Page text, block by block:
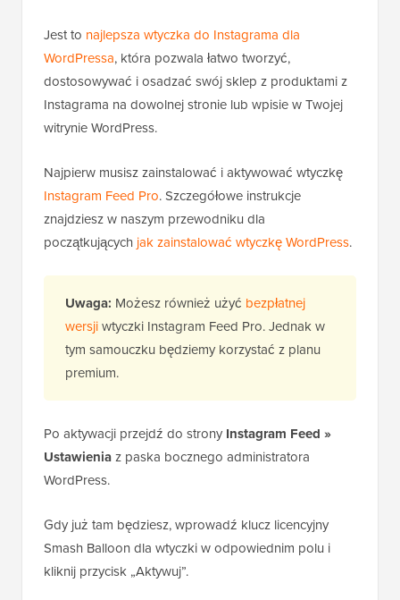
Jest to najlepsza wtyczka do Instagrama dla
WordPressa, która pozwala łatwo tworzyć,
dostosowywać i osadzać swój sklep z produktami z
Instagrama na dowolnej stronie lub wpisie w Twojej
witrynie WordPress.
Najpierw musisz zainstalować i aktywować wtyczkę
Instagram Feed Pro. Szczegółowe instrukcje
znajdziesz w naszym przewodniku dla
początkujących jak zainstalować wtyczkę WordPress.
Uwaga: Możesz również użyć bezpłatnej
wersjiwtyczki Instagram Feed Pro. Jednak w
tym samouczku będziemy korzystać z planu
premium.
Po aktywacji przejdź do strony Instagram Feed »
Ustawieniaz paska bocznego administratora
WordPress.
Gdy już tam będziesz, wprowadź klucz licencyjny
Smash Balloon dla wtyczki w odpowiednim polu i
kliknij przycisk „Aktywuj”.